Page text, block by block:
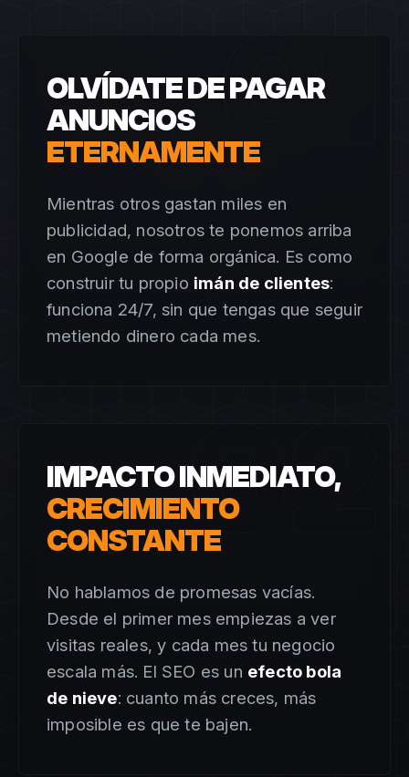
01
OLVÍDATE DE PAGAR
ANUNCIOS
ETERNAMENTE
Mientras otros gastan miles en
publicidad, nosotros te ponemos arriba
en Google de forma orgánica. Es como
construir tu propio imán de clientes:
funciona 24/7, sin que tengas que seguir
metiendo dinero cada mes.
02
IMPACTO INMEDIATO,
CRECIMIENTO
CONSTANTE
No hablamos de promesas vacías.
Desde el primer mes empiezas a ver
visitas reales, y cada mes tu negocio
escala más. El SEO es un efecto bola
de nieve: cuanto más creces, más
imposible es que te bajen.